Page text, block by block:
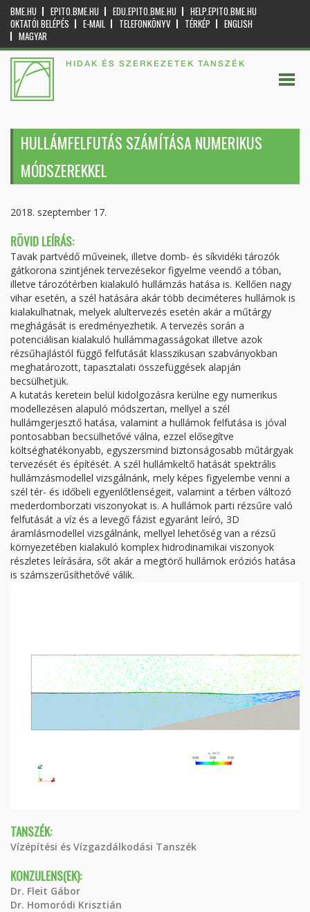
BME.HU EPITO.BME.HU EDU.EPITO.BME.HU
HELP.EPITO.BME.HU
OKTATÓI BELÉPÉS
E-MAIL TELEFONKÖNYV TÉRKÉP
ENGLISH
MAGYAR
HIDAK ÉS SZERKEZETEK TANSZÉK
HULLÁMFELFUTÁS SZÁMÍTÁSA NUMERIKUS
MÓDSZEREKKEL
2018. szeptember 17.
RÖVID LEÍRÁS:
Tavak partvédő műveinek, illetve domb- és síkvidéki tározók
gátkorona szintjének tervezésekor figyelme veendő a tóban,
illetve tározótérben kialakuló hullámzás hatása is. Kellően nagy
vihar esetén, a szél hatására akár több deciméteres hullámok is
kialakulhatnak, melyek alultervezés esetén akár a műtárgy
meghágását is eredményezhetik. A tervezés során a
potenciálisan kialakuló hullámmagasságokat illetve azok
rézsűhajlástól függő felfutását klasszikusan szabványokban
meghatározott, tapasztalati összefüggések alapján
becsülhetjük.
A kutatás keretein belül kidolgozásra kerülne egy numerikus
modellezésen alapuló módszertan, mellyel a szél
hullámgerjesztő hatása, valamint a hullámok felfutása is jóval
pontosabban becsülhetővé válna, ezzel elősegítve
költséghatékonyabb, egyszersmind biztonságosabb műtárgyak
tervezését és építését. A szél hullámkeltő hatását spektrális
hullámzásmodellel vizsgálnánk, mely képes figyelembe venni a
szél tér- és időbeli egyenlőtlenségeit, valamint a térben változó
mederdomborzati viszonyokat is. A hullámok parti rézsűre való
felfutását a víz és a levegő fázist egyaránt leíró, 3D
áramlásmodellel vizsgálnánk, mellyel lehetőség van a rézsű
környezetében kialakuló komplex hidrodinamikai viszonyok
részletes leírására, sőt akár a megtörő hullámok eróziós hatása
is számszerűsíthetővé válik.
TANSZÉK:
Vízépítési és Vízgazdálkodási Tanszék
KONZULENS(EK):
Dr. Fleit Gábor
Dr. Homoródi Krisztián